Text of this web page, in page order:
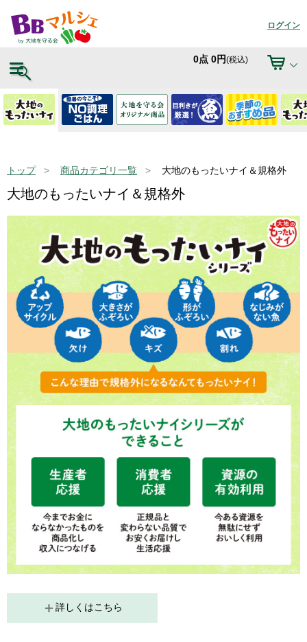
ログイン
0点 0円(税込)
トップ 商品カテゴリ一覧 大地のもったいナイ＆規格外
大地のもったいナイ＆規格外
詳しくはこちら